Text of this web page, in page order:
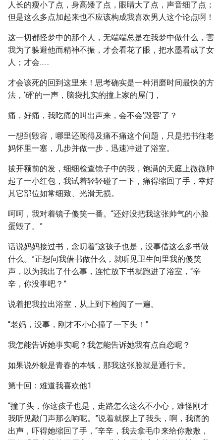
人长的瘦小了点，身高矮了点，眼睛大了点，声音细了点；
但是这么多点加起来也不应该构成我喜欢男人这个论点啊！
这一切都怪梦中的那个人，无端端总是在我梦中做什么，害
我为了躲避他而精神不振，才会看花了眼，把水墨看成了女
人；才会……
才会该死的回到这里来！思考确实是一种消磨时间最快的方
法，‘砰’的一声，脑袋扎实的撞上家的屋门，
痛，好痛，我吃痛的叫出声来，会不会‘毁容’了？
一想到毁容，哪里还顾得及痛不痛这个问题，只是把书往老
妈怀里一塞，几步并做一步，迅速冲进了浴室。
拔开额前的发，细细检查镜子中的我，饱满的天庭上微微肿
起了一小红包，我试着轻轻碰了一下，痛得缩回了手，幸好
其它部位如常细致、光滑无损。
呵呵，我对着镜子傻笑一番。“还好没把我这张帅气的小脸
蛋毁了。”
话说妈妈接过书，念叨着“这孩子也是，没事借这么多书做
什么。”正想问我借书做什么，就听见卫生间里我的傻笑
声，以为我出了什么事，连忙放下书就跑进了浴室，“辛
辛，你没事吧？”
说着把我拉出浴室，从上到下检阅了一遍。
“老妈，没事，刚才不小心撞了一下头！”
我怎能告诉她事实呢？我怎能告诉她我有点自恋呢？
如果说外貌是青春的本钱，那我这张脸就是通行卡。
第十回：难道我喜欢他1
“撞了头，你这孩子也是，走路怎么这么不小心，难怪刚才
我听见敲门声那么响呢。”说着就探上了我头，啊，我痛的
出声，吓得她缩回了手，“辛辛，我去拿毛巾来给你敷敷，